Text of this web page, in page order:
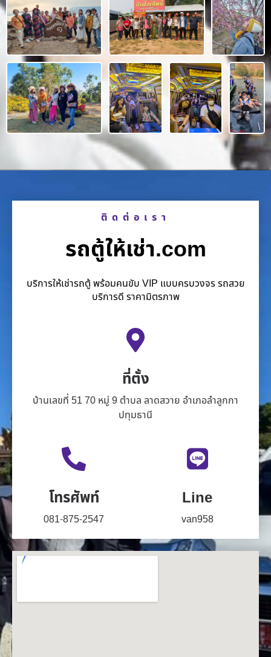
ติดต่อเรา
รถตู้ให้เช่า.com
บริการให้เช่ารถตู้ พร้อมคนขับ VIP แบบครบวงจร รถสวย
บริการดี ราคามิตรภาพ
ที่ตั้ง
บ้านเลขที่ 51 70 หมู่ 9 ตำบล ลาดสวาย อำเภอลำลูกกา
ปทุมธานี
โทรศัพท์
081-875-2547
Line
van958